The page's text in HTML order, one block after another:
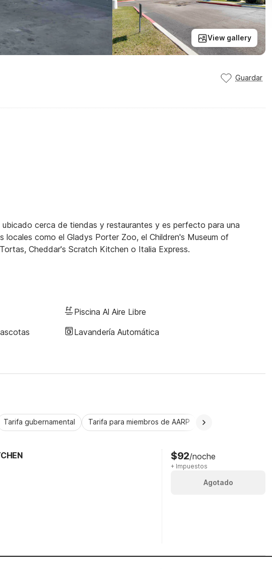
View gallery
Guardar
cerca de tiendas y restaurantes y es perfecto para una
como el Gladys Porter Zoo, el Children's Museum of
Cheddar's Scratch Kitchen o Italia Express.
Piscina Al Aire Libre
Lavandería Automática
Tarifa gubernamental Tarifa para miembros de AARP CorporatePlus(CP)
$92/noche
+ Impuestos
Agotado